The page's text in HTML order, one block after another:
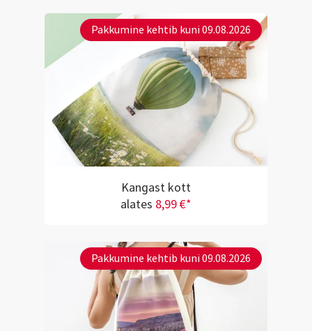
Pakkumine kehtib kuni 09.08.2026
Kangast kott
alates 8,99 €*
Pakkumine kehtib kuni 09.08.2026